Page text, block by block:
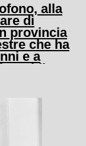
alla
di
provincia
che ha
e a
Egidio